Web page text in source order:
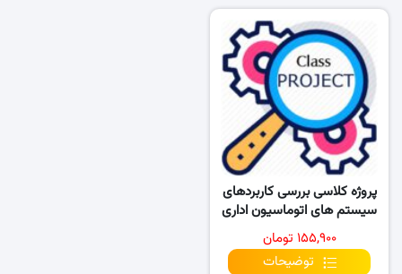
پروژه کلاسی بررسی کاربردهای
سیستم های اتوماسیون اداری
در ورزش OAS
۱۵۵,۹۰۰ تومان
توضیحات